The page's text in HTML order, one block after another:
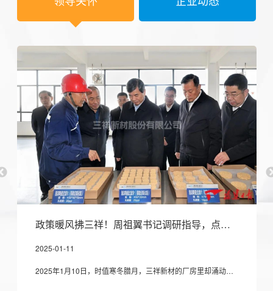
政策暖风拂三祥！周祖翼书记调研指导，点燃新材料企业创新发展 “新引擎”!
2025-01-11
2025年1月10日，时值寒冬腊月，三祥新材的厂房里却涌动着暖流。福建省委书记周祖翼在省委常委、秘书长吴偕林的陪同下，亲临三祥新材调研指导工作。公司董事长夏鹏率管理团队热情接待并全程陪同调研，现场气氛热烈而庄重。